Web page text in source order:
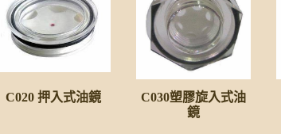
C020 押入式油鏡
C030塑膠旋入式油
鏡